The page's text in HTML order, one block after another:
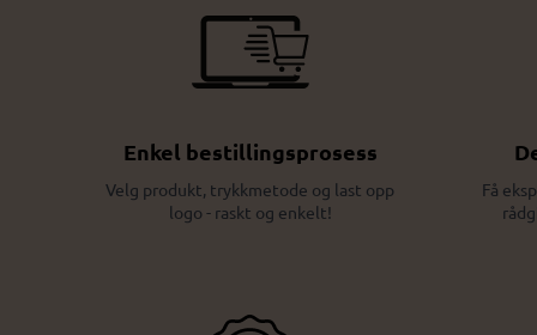
Enkel bestillingsprosess
Velg produkt, trykkmetode og last opp
logo - raskt og enkelt!
Få